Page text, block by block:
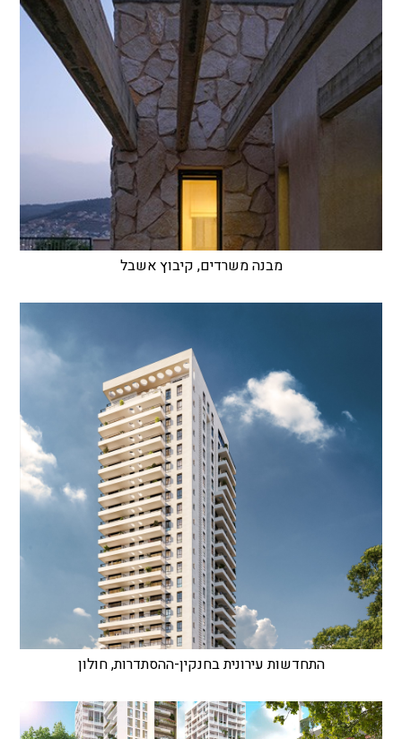
מבנה משרדים, קיבוץ אשבל
התחדשות עירונית בחנקין-ההסתדרות, חולון